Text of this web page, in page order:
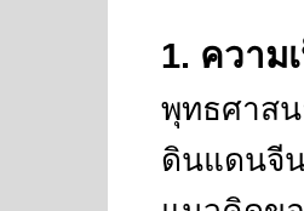
1. ความ
พุทธศาส
ดินแดนจี